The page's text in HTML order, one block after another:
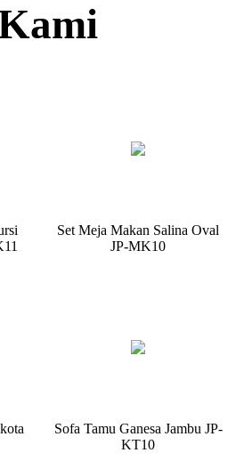
Set Meja Makan Salina Oval
JP-MK10
Sofa Tamu Ganesa Jambu JP-
KT10